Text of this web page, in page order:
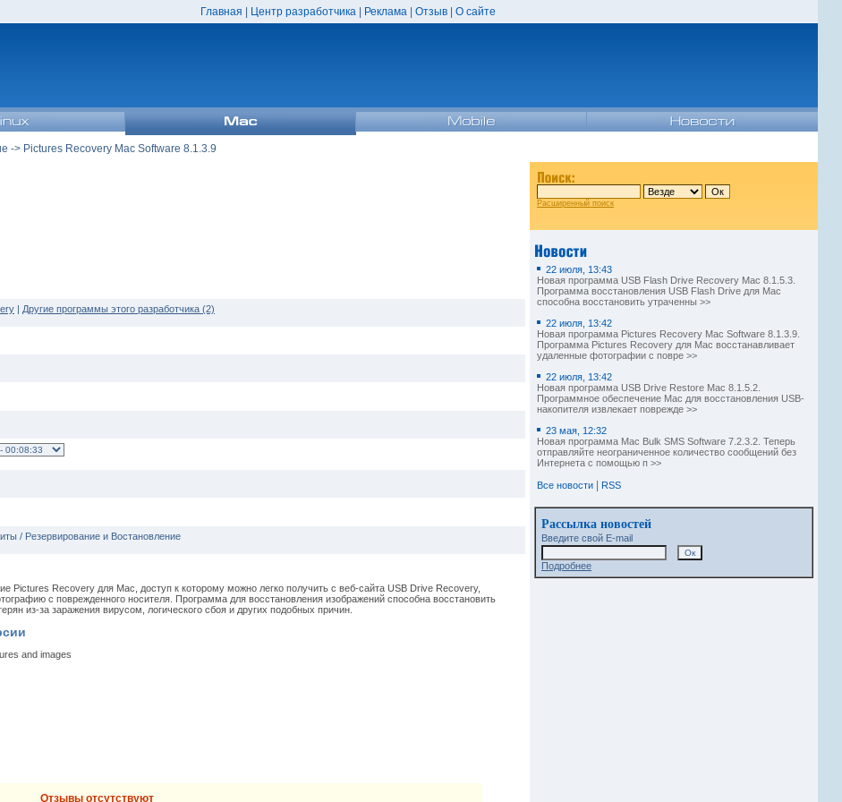
Главная Центр разработчика| Реклама| Отзыв| О сайте
-> Pictures Recovery Mac Software 8.1.3.9
Расширенный поиск
| Другие программы этого разработчика (2)
/ Резервирование и Востановление
Pictures Recovery для Mac, доступ к которому можно легко получить с веб-сайта USB Drive Recovery,
с поврежденного носителя. Программа для восстановления изображений способна восстановить
из-за заражения вирусом, логического сбоя и других подобных причин.
and images
Отзывы отсутствуют
22 июля, 13:43
Новая программа USB Flash Drive Recovery Mac 8.1.5.3.
Программа восстановления USB Flash Drive для Mac
способна восстановить утраченны >>
22 июля, 13:42
Новая программа Pictures Recovery Mac Software 8.1.3.9.
Программа Pictures Recovery для Mac восстанавливает
удаленные фотографии с повре >>
22 июля, 13:42
Новая программа USB Drive Restore Mac 8.1.5.2.
Программное обеспечение Mac для восстановления USB-
накопителя извлекает поврежде >>
23 мая, 12:32
Новая программа Mac Bulk SMS Software 7.2.3.2. Теперь
отправляйте неограниченное количество сообщений без
Интернета с помощью п >>
Все новости RSS
Рассылка новостей
Введите свой E-mail
Подробнее